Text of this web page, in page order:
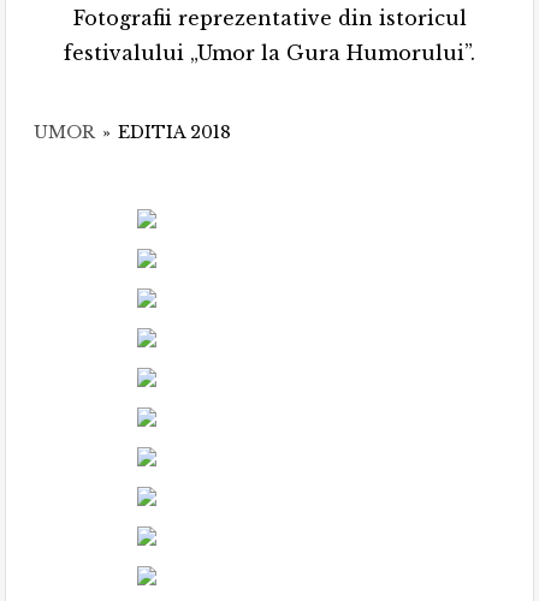
Fotografii reprezentative din istoricul
festivalului „Umor la Gura Humorului”.
UMOR » EDITIA 2018